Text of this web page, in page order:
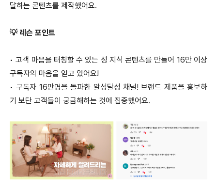
달하는 콘텐츠를 제작했어요.
💡 레슨 포인트
•고객 마음을 터칭할 수 있는 성 지식 콘텐츠를 만들어 16만 이상
구독자의 마음을 얻고 있어요!
•구독자 16만명을 돌파한 알성달성 채널! 브랜드 제품을 홍보하
기 보단 고객들이 궁금해하는 것에 집중했어요.